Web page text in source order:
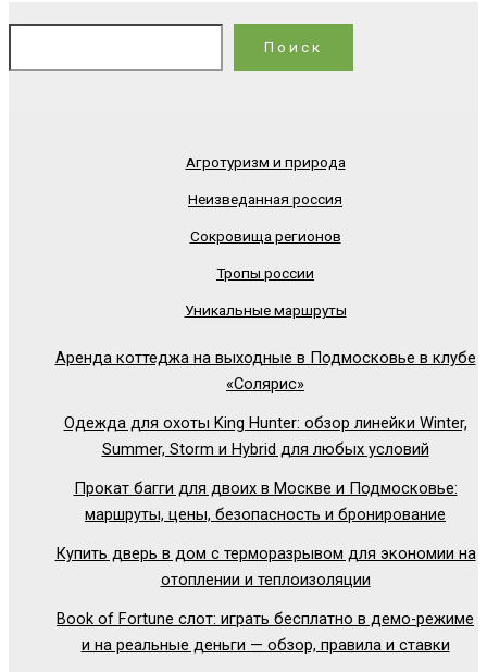
Поиск
Агротуризм и природа
Неизведанная россия
Сокровища регионов
Тропы россии
Уникальные маршруты
Аренда коттеджа на выходные в Подмосковье в клубе
«Солярис»
Одежда для охоты King Hunter: обзор линейки Winter,
Summer, Storm и Hybrid для любых условий
Прокат багги для двоих в Москве и Подмосковье:
маршруты, цены, безопасность и бронирование
Купить дверь в дом с терморазрывом для экономии на
отоплении и теплоизоляции
Book of Fortune слот: играть бесплатно в демо-режиме
и на реальные деньги — обзор, правила и ставки